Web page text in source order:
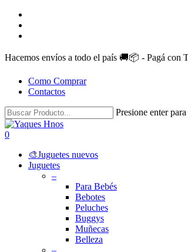
Skip
main
Hacemos envíos a todo el país 🚚📦 - Pagá con
Como Comprar
Contactos
Presione enter
Close
Search
search
account
0
🎨Juguetes nuevos
Juguetes
–
Para Bebés
Bebotes
Peluches
Buggys
Muñecas
Belleza
–